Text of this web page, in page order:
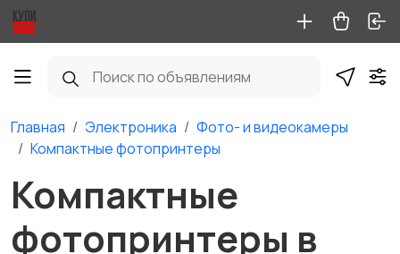
Главная Электроника
Фото- и видеокамеры
Компактные фотопринтеры
Компактные
фотопринтеры в